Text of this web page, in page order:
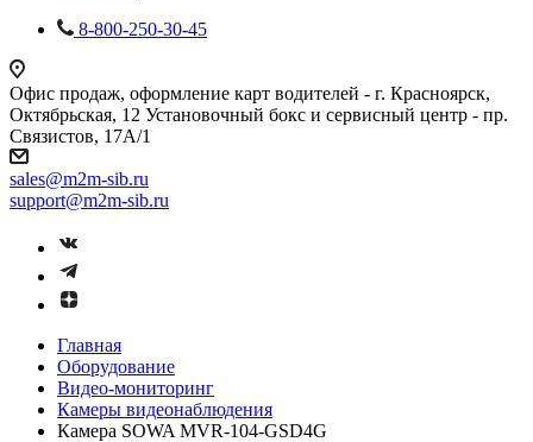
8-800-250-30-45
Офис продаж, оформление карт водителей - г. Красноярск,
Октябрьская, 12 Установочный бокс и сервисный центр - пр.
Связистов, 17А/1
sales@m2m-sib.ru
support@m2m-sib.ru
Главная
Оборудование
Видео-мониторинг
Камеры видеонаблюдения
Камера SOWA MVR-104-GSD4G